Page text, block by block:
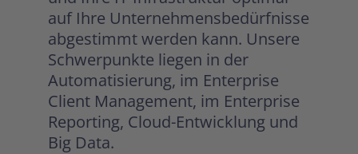
auf Ihre Unternehmensbedürfnisse
abgestimmt werden kann. Unsere
Schwerpunkte liegen in der
Automatisierung, im Enterprise
Client Management, im Enterprise
Reporting, Cloud-Entwicklung und
Big Data.